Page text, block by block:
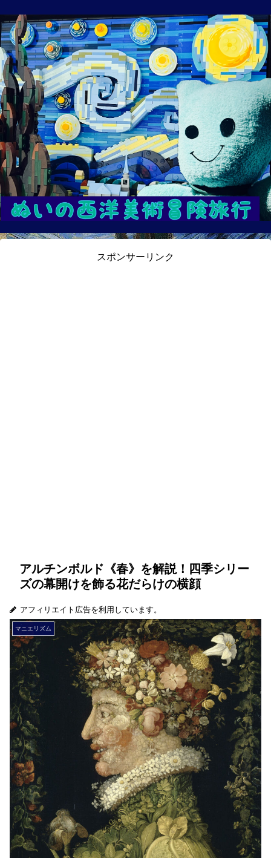
スポンサーリンク
アルチンボルド《春》を解説！四季シリー
ズの幕開けを飾る花だらけの横顔
アフィリエイト広告を利用しています。
マニエリズム